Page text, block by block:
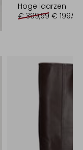
Hoge laarzen
€ 399,99 € 199,99